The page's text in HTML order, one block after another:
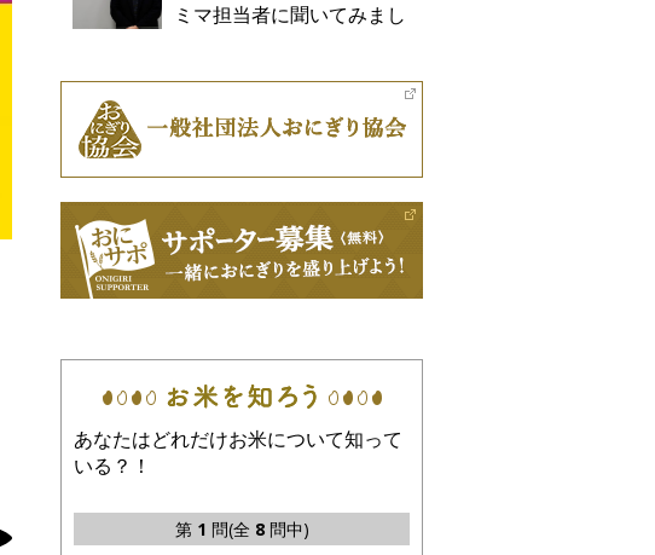
ミマ担当者に聞いてみまし
あなたはどれだけお米について知って
いる？！
第 1 問(全 8問中)